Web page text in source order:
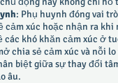
: Phụ huynh đóng vai
cảm xúc hoặc nhận ra
các khó khăn cảm xúc ở
chia sẻ cảm xúc và nỗi
biệt giữa sự thay đổi
âu.